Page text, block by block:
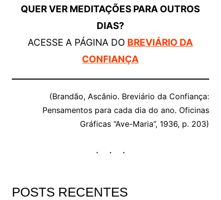
QUER VER MEDITAÇÕES PARA OUTROS
DIAS?
ACESSE A PÁGINA DO BREVIÁRIO DA
CONFIANÇA
(Brandão, Ascânio. Breviário da Confiança:
Pensamentos para cada dia do ano. Oficinas
Gráficas “Ave-Maria”, 1936, p. 203)
POSTS RECENTES